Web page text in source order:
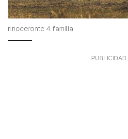
rinoceronte 4 familia